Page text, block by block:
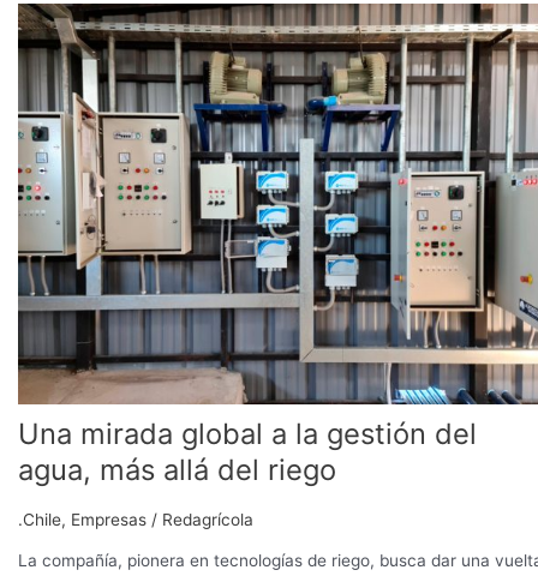
Una mirada global a la gestión del
agua, más allá del riego
.Chile, Empresas / Redagrícola
La compañía, pionera en tecnologías de riego, busca dar una
Una
mirada
global
la
gestión
del
agua,
allá
del
riego